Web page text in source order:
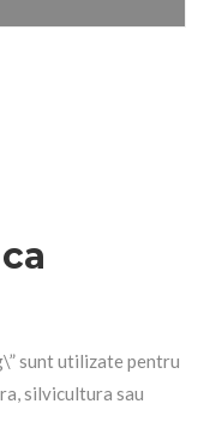
sunt utilizate pentru
silvicultura sau